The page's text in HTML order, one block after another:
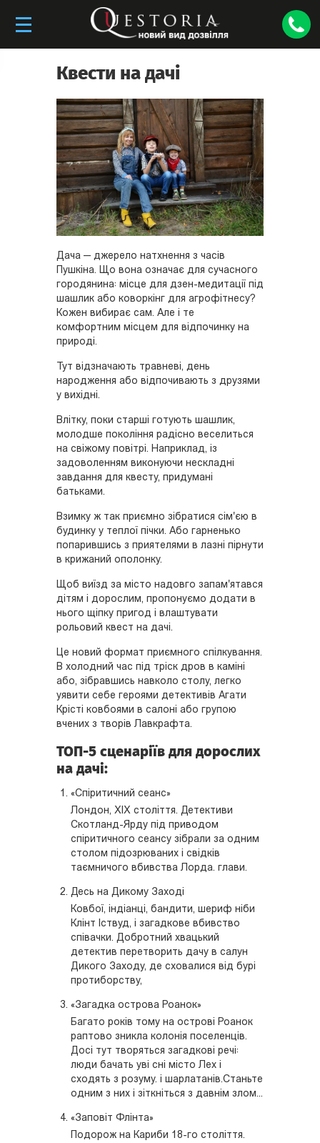
Квести на дачі
Дача — джерело натхнення з часів
Пушкіна. Що вона означає для сучасного
городянина: місце для дзен-медитації під
шашлик або коворкінг для агрофітнесу?
Кожен вибирає сам. Але і те
комфортним місцем для відпочинку на
природі.
Тут відзначають травневі, день
народження або відпочивають з друзями
у вихідні.
Влітку, поки старші готують шашлик,
молодше покоління радісно веселиться
на свіжому повітрі. Наприклад, із
задоволенням виконуючи нескладні
завдання для квесту, придумані
батьками.
Взимку ж так приємно зібратися сім'єю в
будинку у теплої пічки. Або гарненько
попарившись з приятелями в лазні пірнути
в крижаний ополонку.
Щоб виїзд за місто надовго запам'ятався
дітям і дорослим, пропонуємо додати в
нього щіпку пригод і влаштувати
рольовий квест на дачі.
Це новий формат приємного спілкування.
В холодний час під тріск дров в каміні
або, зібравшись навколо столу, легко
уявити себе героями детективів Агати
Крісті ковбоями в салоні або групою
вчених з творів Лавкрафта.
ТОП-5 сценаріїв для дорослих
на дачі:
«Спіритичний сеанс»
Лондон, XIX століття. Детективи
Скотланд-Ярду під приводом
спіритичного сеансу зібрали за одним
столом підозрюваних і свідків
таємничого вбивства Лорда. глави.
Десь на Дикому Заході
Ковбої, індіанці, бандити, шериф ніби
Клінт Іствуд, і загадкове вбивство
співачки. Добротний хвацький
детектив перетворить дачу в салун
Дикого Заходу, де сховалися від бурі
протиборству,
«Загадка острова Роанок»
Багато років тому на острові Роанок
раптово зникла колонія поселенців.
Досі тут творяться загадкові речі:
люди бачать уві сні місто Лех і
сходять з розуму. і шарлатанів.Станьте
одним з них і зіткніться з давнім злом...
«Заповіт Флінта»
Подорож на Кариби 18-го століття.